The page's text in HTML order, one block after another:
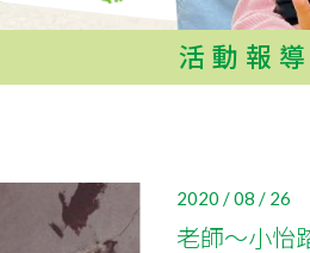
活動報導
2020 / 08 / 26
老師～小怡